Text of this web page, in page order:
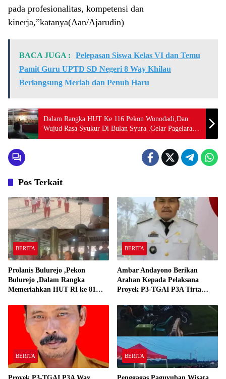
pada profesionalitas, kompetensi dan
kinerja,”katanya(Aan/Ajarudin)
BACA JUGA :
Pelepasan Siswa Kelas VI dan Temu
Pamit Guru UPTD SD Negeri 8 Way Khilau
Berlangsung Meriah dan Penuh Haru
Dalam Rangka HUT Ke 116 Pekon Wonodadi,Dan
Wujud Rasa Syukur Di Bulan Syura .Gelar Pagelaran
Wayang Kulit Semalam Suntuk
Pos Terkait
BERITA
Prolanis Bulurejo ,Pekon
Bulurejo ,Dalam Rangka
Memeriahkan HUT RI ke 81
BERITA
Ambar Andayono Berikan
Arahan Kepada Pelaksana
Proyek P3-TGAI P3A Tirta
BERITA BERITA